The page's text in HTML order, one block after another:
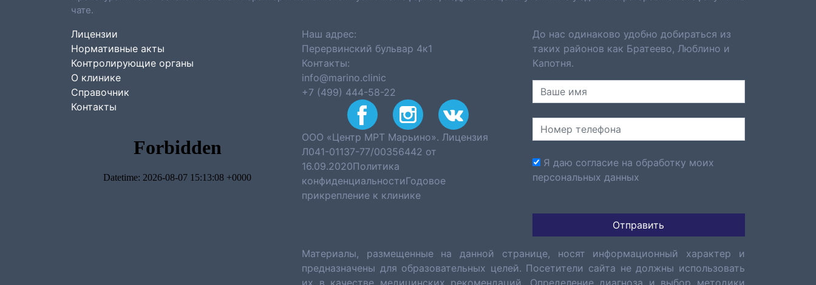
чате.
Лицензии
Нормативные акты
Контролирующие органы
О клинике
Справочник
Контакты
Наш адрес:
Перервинский бульвар 4к1
Контакты:
info@marino.clinic
+7 (499) 444-58-22
ООО «Центр МРТ Марьино». Лицензия
Л041-01137-77/00356442 от
16.09.2020Политика
конфиденциальностиГодовое
прикрепление к клинике
До нас одинаково удобно добираться из
таких районов как Братеево, Люблино и
Капотня.
Я даю согласие на обработку моих
персональных данных
Материалы, размещенные на данной странице, носят информационный характер и
предназначены для образовательных целей. Посетители сайта не должны использовать
их в качестве медицинских рекомендаций. Определение диагноза и выбор методики